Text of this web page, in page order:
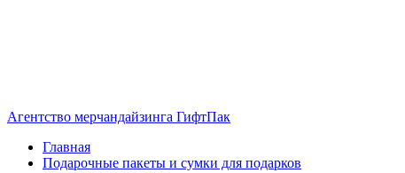
Агентство мерчандайзинга ГифтПак
Главная
Подарочные пакеты и сумки для подарков